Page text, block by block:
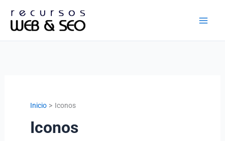
Inicio Iconos
Iconos